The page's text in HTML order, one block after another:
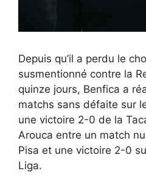
Depuis qu’il a perdu le
susmentionné contre la
quinze jours, Benfica a
matchs sans défaite sur
une victoire 2-0 de la
Arouca entre un match
Pisa et une victoire 2-0
Liga.